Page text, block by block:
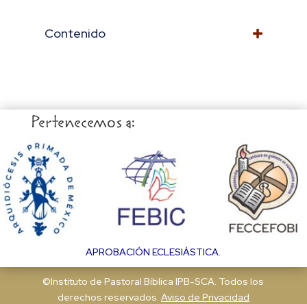
Contenido
Pertenecemos a:
APROBACIÓN ECLESIÁSTICA.
©Instituto de Pastoral Bíblica IPB-SCA. Todos los
derechos reservados. Aviso de Privacidad